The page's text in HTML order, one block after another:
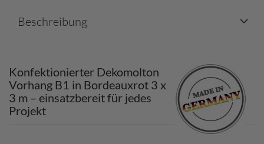
Beschreibung
Konfektionierter Dekomolton
Vorhang B1 in Bordeauxrot 3 x
3 m – einsatzbereit für jedes
Projekt